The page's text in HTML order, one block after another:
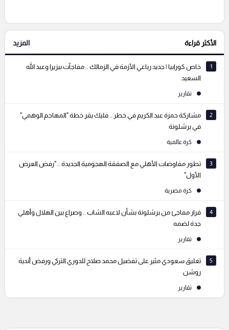
التعليقات السابقة
الأكثر قراءة المزيد
1
خاص كورابيا | جديد رباعي الأزمة في الزمالك .. مفاجآت بيزيرا وعبد الله
السعيد
تقارير
2
مشاركة حمزة عبد الكريم في خطر .. فليك يقر خطة "المهاجم الوهمي"
في برشلونة
كرة عالمية
3
تطور مفاوضات الأهلي مع الصفقة الهجومية الجديدة .. "رفض العرض
الأول"
كرة مصرية
4
قرار مفاجئ من برشلونة بشأن لاعبه الشاب .. وصراع بين الهلال وأهلي
جدة لضمه
تقارير
5
تعليق سعودي مثير على تفضيل محمد صلاح للدوري التركي ورفض أندية
روشن
تقارير